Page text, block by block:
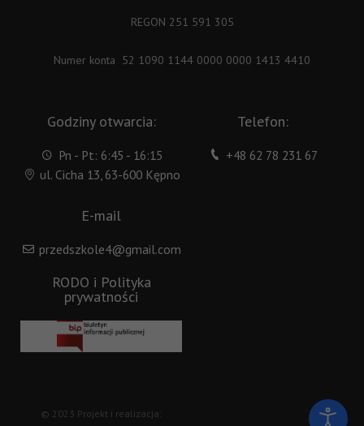
REGON 251 591 305
Numer konta 52 1090 1144 0000 0000 1413 4410
Godziny otwarcia:
Pn - Pt: 6:45 - 16:15
ul. Cicha 13, 63-600 Kępno
Telefon:
+48 62 78 231 67
E-mail
przedszkole4@gmail.com
RODO i Polityka
prywatności
© 2023 Projekt i realizacja: